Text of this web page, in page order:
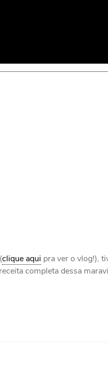
clique aqui pra ver o vlog!),
completa dessa